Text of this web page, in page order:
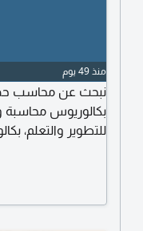
منذ 49 يوم
نبحث عن محاسب
بكالوريوس محاسبة